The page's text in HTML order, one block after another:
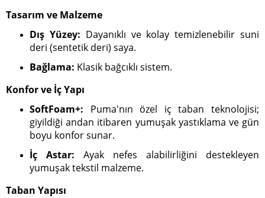
Tasarım ve Malzeme
Dış Yüzey: Dayanıklı ve kolay temizlenebilir suni
deri (sentetik deri) saya.
Bağlama: Klasik bağcıklı sistem.
Konfor ve İç Yapı
SoftFoam+: Puma'nın özel iç taban teknolojisi;
giyildiği andan itibaren yumuşak yastıklama ve gün
boyu konfor sunar.
İç Astar: Ayak nefes alabilirliğini destekleyen
yumuşak tekstil malzeme.
Taban Yapısı